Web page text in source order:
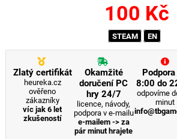
100 Kč
STEAM EN
Zlatý certifikát
heureka.cz
ověřeno
zákazníky
víc jak 6 let
zkušeností
Okamžité
doručení PC
hry 24/7
licence, návody,
podpora v e-mailu
e-mailem -> za
pár minut hrajete
8:00 do
odpovíme
minut